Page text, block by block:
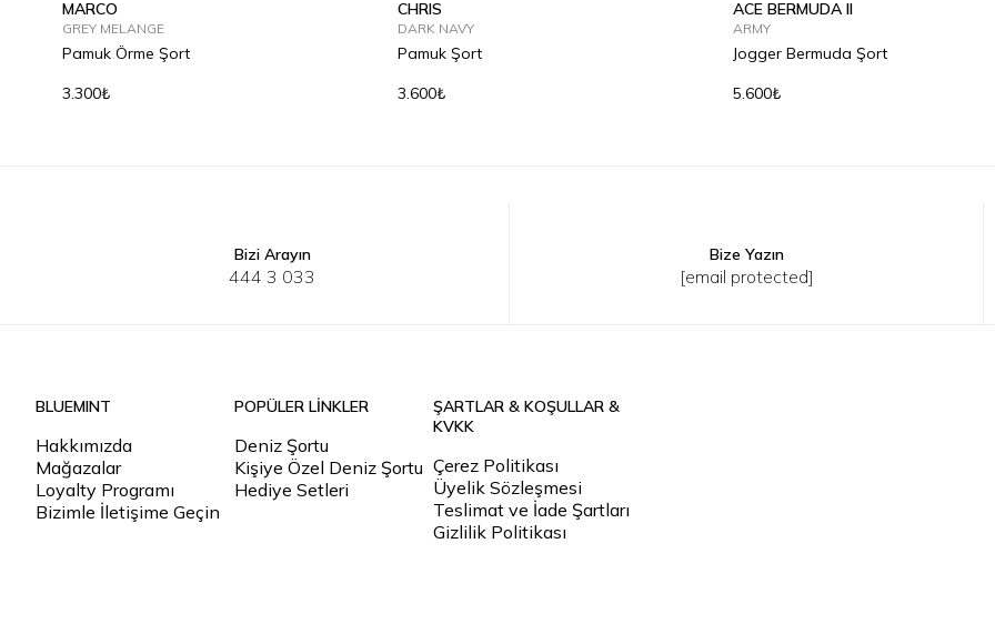
2XL 3XL
MARCO
GREY MELANGE
Pamuk Örme Şort
3.300₺
CHRIS
DARK NAVY
Pamuk Şort
3.600₺
M
ACE BERMUDA II
ARMY
Jogger Bermuda Şort
5.600₺
Bizi Arayın
444 3 033
Bize Yazın
[email protected]
BLUEMINT
Hakkımızda
Mağazalar
Loyalty Programı
Bizimle İletişime Geçin
POPÜLER LİNKLER
Deniz Şortu
Kişiye Özel Deniz Şortu
Hediye Setleri
ŞARTLAR & KOŞULLAR &
KVKK
Çerez Politikası
Üyelik Sözleşmesi
Teslimat ve İade Şartları
Gizlilik Politikası